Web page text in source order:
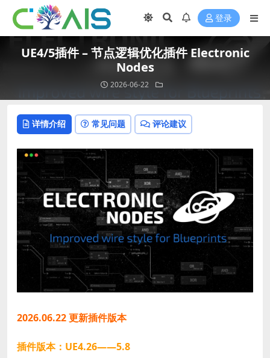
登录
UE4/5插件 – 节点逻辑优化插件 Electronic
Nodes
2026-06-22
详情介绍 常见问题 评论建议
2026.06.22 更新插件版本
插件版本：UE4.26——5.8